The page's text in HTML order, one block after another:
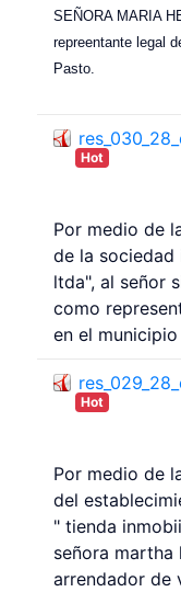
SEÑORA MARIA
repreentante legal
Pasto.
Hot
Por medio de
de la sociedad
ltda", al señor
como
en el
Hot
Por medio de
del
" tienda
señora
arrendador de